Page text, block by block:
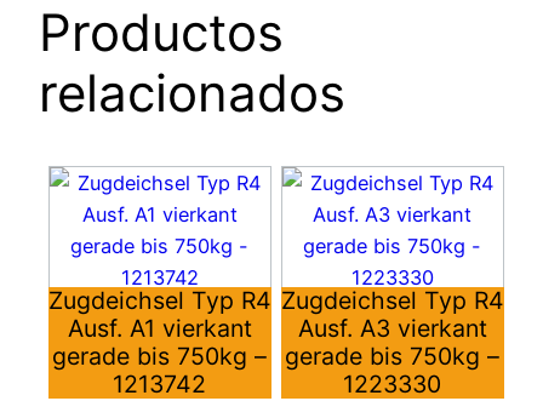
Productos
relacionados
Zugdeichsel Typ R4
Ausf. A1 vierkant
gerade bis 750kg –
1213742
Zugdeichsel Typ R4
Ausf. A3 vierkant
gerade bis 750kg –
1223330